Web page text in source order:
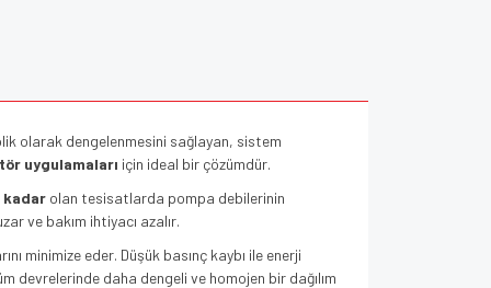
olarak dengelenmesini sağlayan, sistem
uygulamaları için ideal bir çözümdür.
kadar olan tesisatlarda pompa debilerinin
ve bakım ihtiyacı azalır.
minimize eder. Düşük basınç kaybı ile enerji
devrelerinde daha dengeli ve homojen bir dağılım